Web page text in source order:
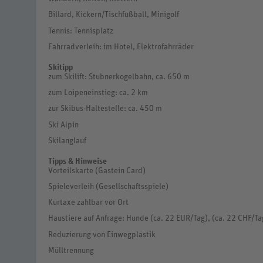
Billard, Kickern/Tischfußball, Minigolf
Tennis: Tennisplatz
Fahrradverleih: im Hotel, Elektrofahrräder
Skitipp
zum Skilift: Stubnerkogelbahn, ca. 650 m
zum Loipeneinstieg: ca. 2 km
zur Skibus-Haltestelle: ca. 450 m
Ski Alpin
Skilanglauf
Tipps & Hinweise
Vorteilskarte (Gastein Card)
Spieleverleih (Gesellschaftsspiele)
Kurtaxe zahlbar vor Ort
Haustiere auf Anfrage: Hunde (ca. 22 EUR/Tag), (ca. 22 CHF/
Reduzierung von Einwegplastik
Mülltrennung